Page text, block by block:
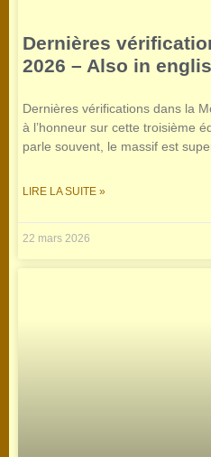
Dernières
2026 – Also in
Dernières vérifications dans la
à l’honneur sur cette troisième
parle souvent, le massif est
LIRE LA SUITE »
22 mars 2026